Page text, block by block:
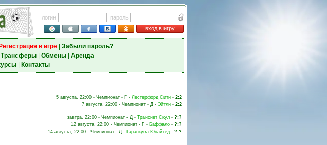
логин
пароль
вход в игру
Регистрация в игре| Забыли пароль?
Трансферы| Обмены| Аренда
| Контакты
5 августа, 22:00 - Чемпионат - Г - Лестерфорд Сити - 2:2
7 августа, 22:00 - Чемпионат - Д - Эйтли - 2:2
завтра, 22:00 - Чемпионат - Д - Транснет Скул - ?:?
12 августа, 22:00 - Чемпионат - Г - Баффало - ?:?
14 августа, 22:00 - Чемпионат - Д - Гаранкува Юнайтед - ?:?